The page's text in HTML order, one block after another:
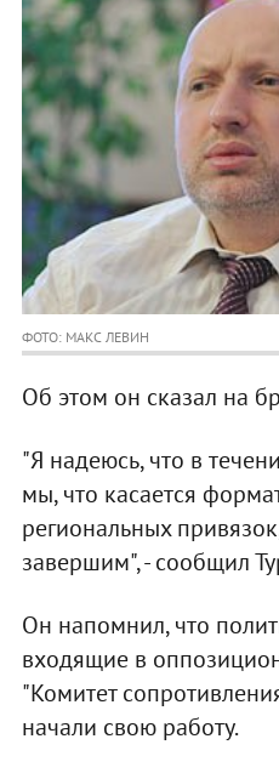
ФОТО: МАКС ЛЕВИН
Об этом он сказал на
"Я надеюсь, что в
мы, что касается
региональных
завершим", - сообщил
Он напомнил, что
входящие в
"Комитет
начали свою работу.